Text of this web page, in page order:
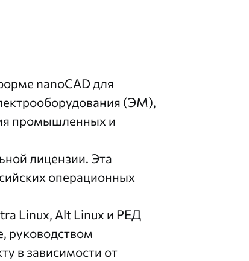
nanoCADдля
(ЭМ),
промышленных и
лицензии. Эта
операционных
Linux, Alt Linux и РЕД
руководством
в зависимости от